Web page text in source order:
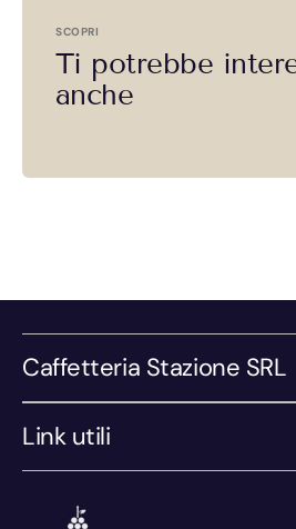
SCOPRI
Ti potrebbe
anche
Caffetteria Stazione SRL
Link utili